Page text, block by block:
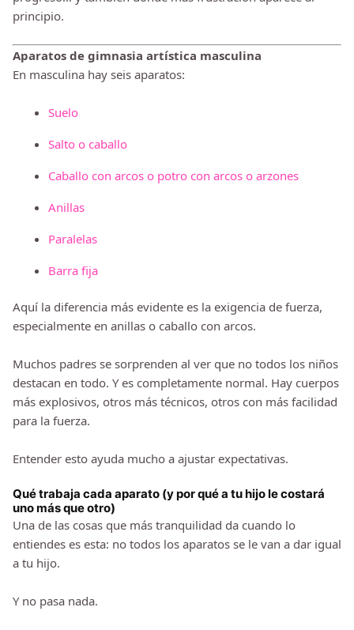
principio.
Aparatos de gimnasia artística masculina
En masculina hay seis aparatos:
Suelo
Salto o caballo
Caballo con arcos o potro con arcos o arzones
Anillas
Paralelas
Barra fija
Aquí la diferencia más evidente es la exigencia de fuerza,
especialmente en anillas o caballo con arcos.
Muchos padres se sorprenden al ver que no todos los niños
destacan en todo. Y es completamente normal. Hay cuerpos
más explosivos, otros más técnicos, otros con más facilidad
para la fuerza.
Entender esto ayuda mucho a ajustar expectativas.
Qué trabaja cada aparato (y por qué a tu hijo le costará
uno más que otro)
Una de las cosas que más tranquilidad da cuando lo
entiendes es esta: no todos los aparatos se le van a dar igual
a tu hijo.
Y no pasa nada.